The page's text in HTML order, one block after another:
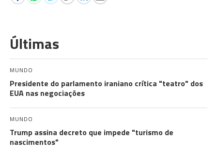
Últimas
MUNDO
Presidente do parlamento iraniano crítica "teatro" dos
EUA nas negociações
MUNDO
Trump assina decreto que impede "turismo de
nascimentos"